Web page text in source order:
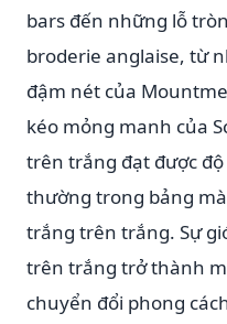
bars đến những lỗ
broderie anglaise, từ
đậm nét của
kéo mỏng manh của
trên trắng đạt được
thường trong bảng
trắng trên trắng. Sự
trên trắng trở thành
chuyển đổi phong